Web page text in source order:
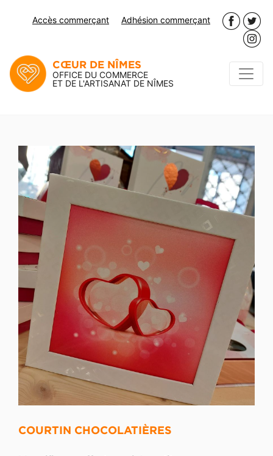
Accès commerçant Adhésion commerçant
CŒUR DE NÎMES
OFFICE DU COMMERCE
ET DE L'ARTISANAT DE NÎMES
COURTIN CHOCOLATIÈRES